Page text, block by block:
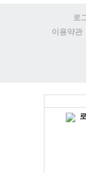
로
이용약관